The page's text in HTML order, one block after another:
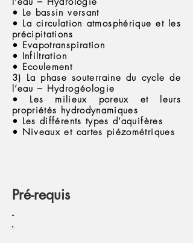
• Le bassin versant
• La circulation atmosphérique et les
précipitations
• Evapotranspiration
• Infiltration
• Ecoulement
3) La phase souterraine du cycle de
l’eau – Hydrogéologie
• Les milieux poreux et leurs
propriétés hydrodynamiques
• Les différents types d’aquifères
• Niveaux et cartes piézométriques
Pré-requis
-